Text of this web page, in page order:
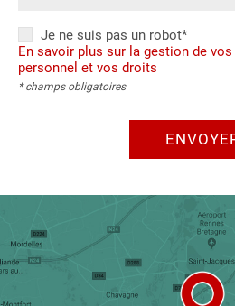
Je ne suis pas un robot*
En savoir plus sur la gestion de
personnel et vos droits
* champs obligatoires